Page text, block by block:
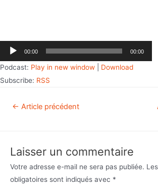
Lecteur
00:00 00:00
Podcast: Play in new window
Download
Subscribe: RSS
← Article précédent
Laisser un commentaire
Votre adresse e-mail ne sera pas publiée.
obligatoires sont indiqués avec *